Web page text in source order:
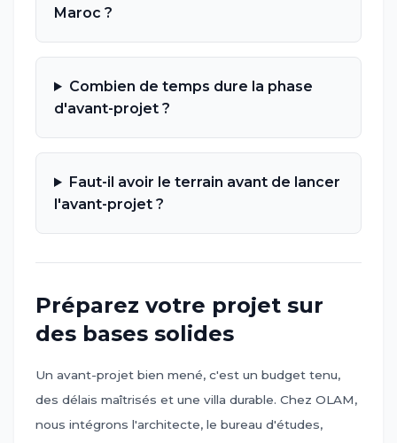
Maroc ?
Combien de temps dure la phase
d'avant-projet ?
Faut-il avoir le terrain avant de lancer
l'avant-projet ?
Préparez votre projet sur
des bases solides
Un avant-projet bien mené, c'est un budget tenu,
des délais maîtrisés et une villa durable. Chez OLAM,
nous intégrons l'architecte, le bureau d'études,